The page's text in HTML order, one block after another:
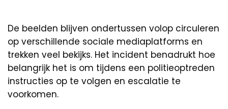
De beelden blijven ondertussen volop circuleren
op verschillende sociale mediaplatforms en
trekken veel bekijks. Het incident benadrukt hoe
belangrijk het is om tijdens een politieoptreden
instructies op te volgen en escalatie te
voorkomen.